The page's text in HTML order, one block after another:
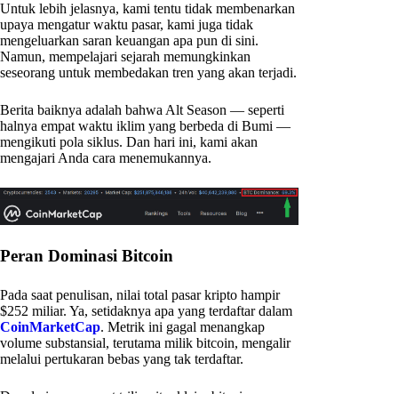
Untuk lebih jelasnya, kami tentu tidak membenarkan
upaya mengatur waktu pasar, kami juga tidak
mengeluarkan saran keuangan apa pun di sini.
Namun, mempelajari sejarah memungkinkan
seseorang untuk membedakan tren yang akan terjadi.
Berita baiknya adalah bahwa Alt Season — seperti
halnya empat waktu iklim yang berbeda di Bumi —
mengikuti pola siklus. Dan hari ini, kami akan
mengajari Anda cara menemukannya.
Peran Dominasi Bitcoin
Pada saat penulisan, nilai total pasar kripto hampir
$252 miliar. Ya, setidaknya apa yang terdaftar dalam
CoinMarketCap. Metrik ini gagal menangkap
volume substansial, terutama milik bitcoin, mengalir
melalui pertukaran bebas yang tak terdaftar.